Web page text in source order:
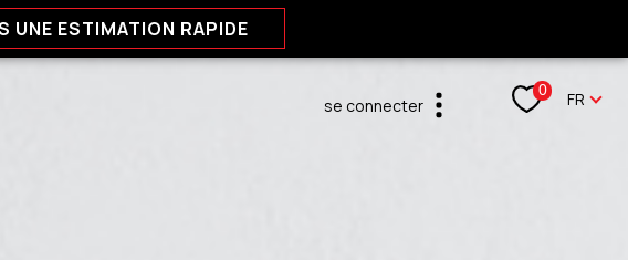
se connecter
UNE ESTIMATION RAPIDE
0 FR